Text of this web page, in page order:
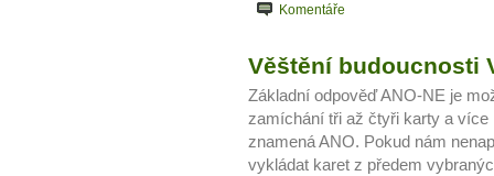
Komentáře
Věštění budoucnosti
Základní odpověď ANO-NE je
zamíchání tři až čtyři karty a více
znamená ANO. Pokud nám
vykládat karet z předem